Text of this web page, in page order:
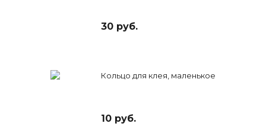
30 руб.
Кольцо для клея, маленькое
10 руб.